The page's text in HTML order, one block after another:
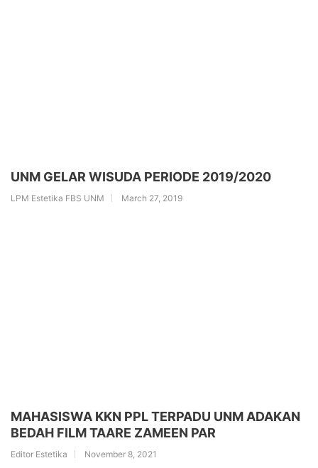
UNM GELAR WISUDA PERIODE 2019/2020
LPM Estetika FBS UNM March 27, 2019
MAHASISWA KKN PPL TERPADU UNM ADAKAN
BEDAH FILM TAARE ZAMEEN PAR
Editor Estetika November 8, 2021